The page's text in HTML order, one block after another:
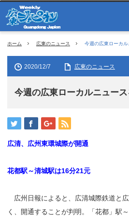
ホーム 広東のニュース 今週の広東ローカ
2020/12/7 広東のニュース
今週の広東ローカルニュー
広清、広州東環城際が開通
花都駅～清城駅は16分21元
広州日報によると、広清城際鉄道と
く、開通することが判明。「花都」駅